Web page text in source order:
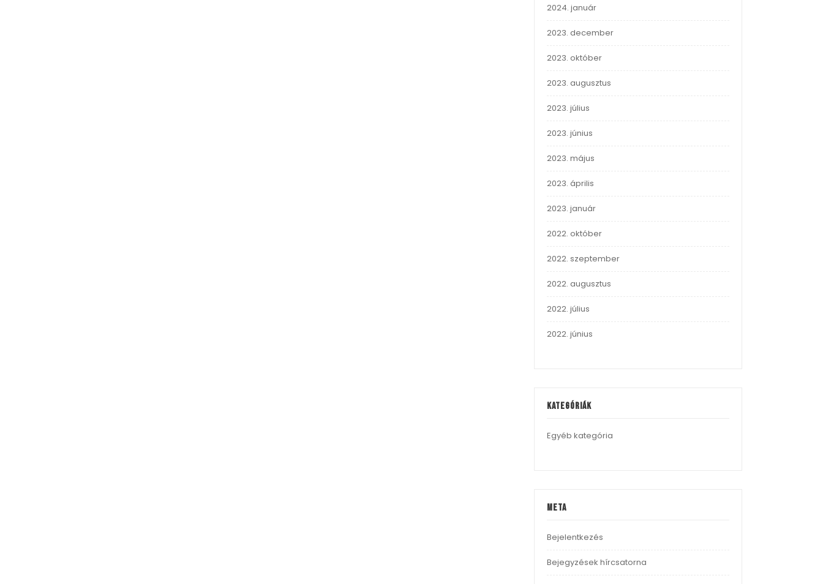
2024. január
2023. december
2023. október
2023. augusztus
2023. július
2023. június
2023. május
2023. április
2023. január
2022. október
2022. szeptember
2022. augusztus
2022. július
2022. június
Kategóriák
Egyéb kategória
Meta
Bejelentkezés
Bejegyzések hírcsatorna